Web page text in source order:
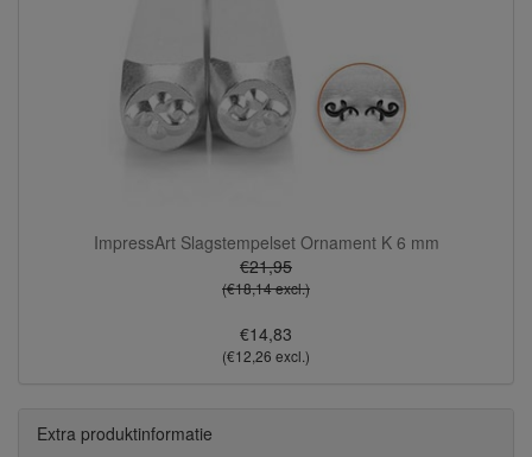
ImpressArt Slagstempelset Ornament K 6 mm
€21,95
(€18,14 excl.)
€14,83
(€12,26 excl.)
Extra produktinformatie